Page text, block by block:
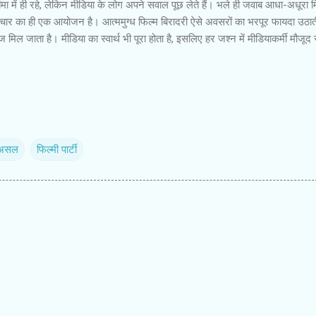
में ही रहे, लेकिन मीडिया के लोग अपने सवाल पूछ लेते हैं। भले ही जवाब आधा-अधूरा
का ही एक आयोजन है। आत्ममुग्ध फिल्म बिरादरी ऐसे अवसरों का भरपूर फायदा
जाता है। मीडिया का स्वार्थ भी पूरा होता है, इसलिए हर जश्न में मीडियाकर्मी मौजूद
फिल्मी पार्टी